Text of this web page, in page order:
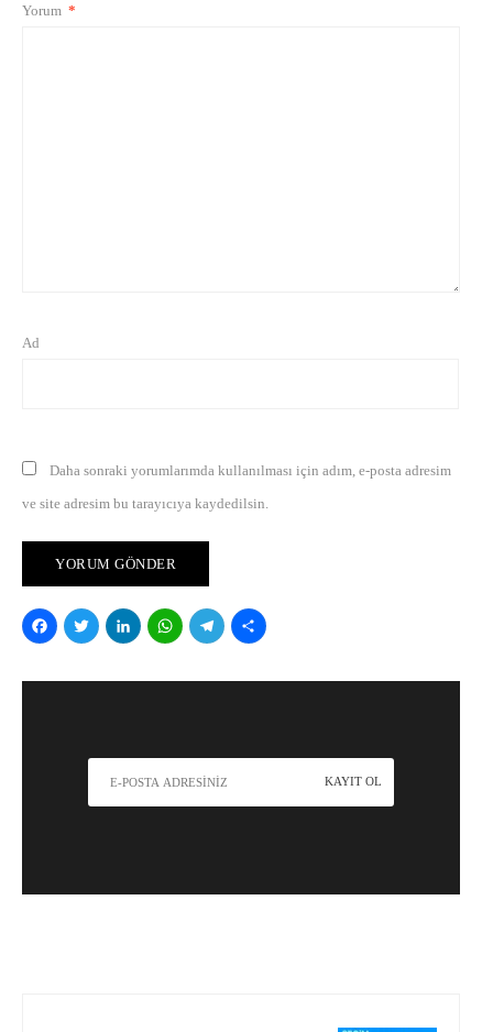
Yorum *
Ad
Daha sonraki yorumlarımda kullanılması için adım, e-posta adresim
ve site adresim bu tarayıcıya kaydedilsin.
Facebook
Twitter
LinkedIn
WhatsApp
Telegram